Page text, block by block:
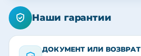
Наши гарантии
ДОКУМЕНТ ИЛИ ВОЗВРАТ